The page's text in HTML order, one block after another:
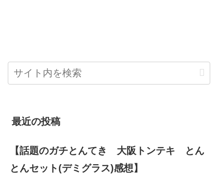
最近の投稿
【話題のガチとんてき 大阪トンテキ とん
とんセット(デミグラス)感想】